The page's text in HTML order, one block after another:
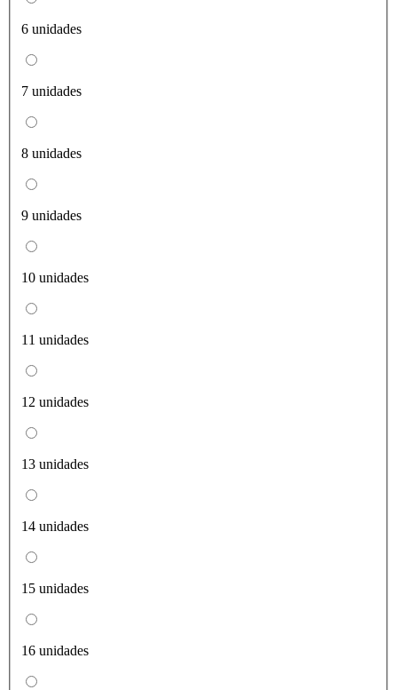
6 unidades
7 unidades
8 unidades
9 unidades
10 unidades
11 unidades
12 unidades
13 unidades
14 unidades
15 unidades
16 unidades